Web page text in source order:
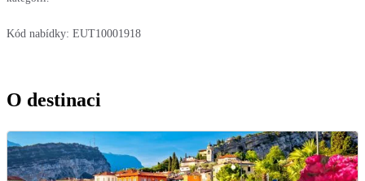
Kód nabídky: EUT10001918
O destinaci